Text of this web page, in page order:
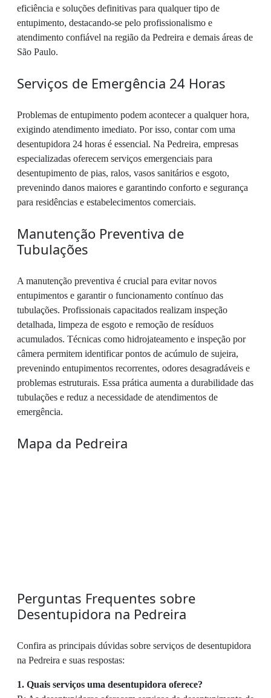
eficiência e soluções definitivas para qualquer tipo de
entupimento, destacando-se pelo profissionalismo e
atendimento confiável na região da Pedreira e demais áreas de
São Paulo.
Serviços de Emergência 24 Horas
Problemas de entupimento podem acontecer a qualquer hora,
exigindo atendimento imediato. Por isso, contar com uma
desentupidora 24 horas é essencial. Na Pedreira, empresas
especializadas oferecem serviços emergenciais para
desentupimento de pias, ralos, vasos sanitários e esgoto,
prevenindo danos maiores e garantindo conforto e segurança
para residências e estabelecimentos comerciais.
Manutenção Preventiva de
Tubulações
A manutenção preventiva é crucial para evitar novos
entupimentos e garantir o funcionamento contínuo das
tubulações. Profissionais capacitados realizam inspeção
detalhada, limpeza de esgoto e remoção de resíduos
acumulados. Técnicas como hidrojateamento e inspeção por
câmera permitem identificar pontos de acúmulo de sujeira,
prevenindo entupimentos recorrentes, odores desagradáveis e
problemas estruturais. Essa prática aumenta a durabilidade das
tubulações e reduz a necessidade de atendimentos de
emergência.
Mapa da Pedreira
Perguntas Frequentes sobre
Desentupidora na Pedreira
Confira as principais dúvidas sobre serviços de desentupidora
na Pedreira e suas respostas:
1. Quais serviços uma desentupidora oferece?